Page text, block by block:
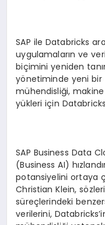
SAP ile Databricks
uygulamaların ve
biçimini yeniden
yönetiminde yeni bir
mühendisliği,
yükleri için
SAP Business Data
(Business AI)
potansiyelini ortaya
Christian Klein,
süreçlerindeki
verilerini,